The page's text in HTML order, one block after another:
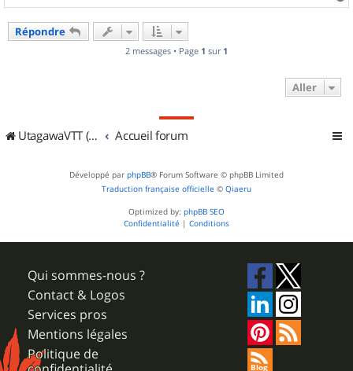
a
Répondre
2 messages • Page 1 sur 1
Aller
UtagawaVTT (Randos VTT et VTTAE avec traces GPS) Accueil forum
Développé par phpBB® Forum Software © phpBB Limited
Traduction française officielle © Qiaeru
Optimized by: phpBB SEO
Confidentialité | Conditions
Qui sommes-nous ?
Contact & Logos
Services pros
Mentions légales
Politique de